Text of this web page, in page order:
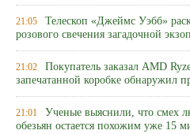
21:05 Телескоп «Джеймс Уэбб»
розового свечения загадочной
21:02 Покупатель заказал AMD
запечатанной коробке обнаружил
21:01 Ученые выяснили, что смех
обезьян остается похожим уже 15